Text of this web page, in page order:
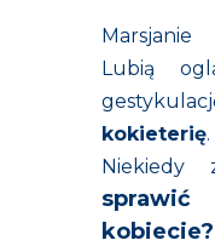
Lubią
kokieterię
Niekiedy
kobiecie?